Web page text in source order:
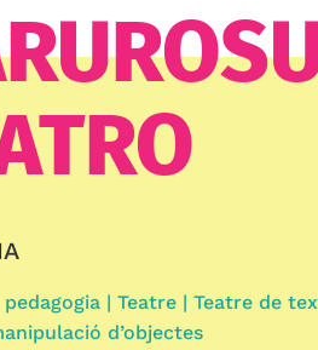
| Teatre | Teatre de
d’objectes